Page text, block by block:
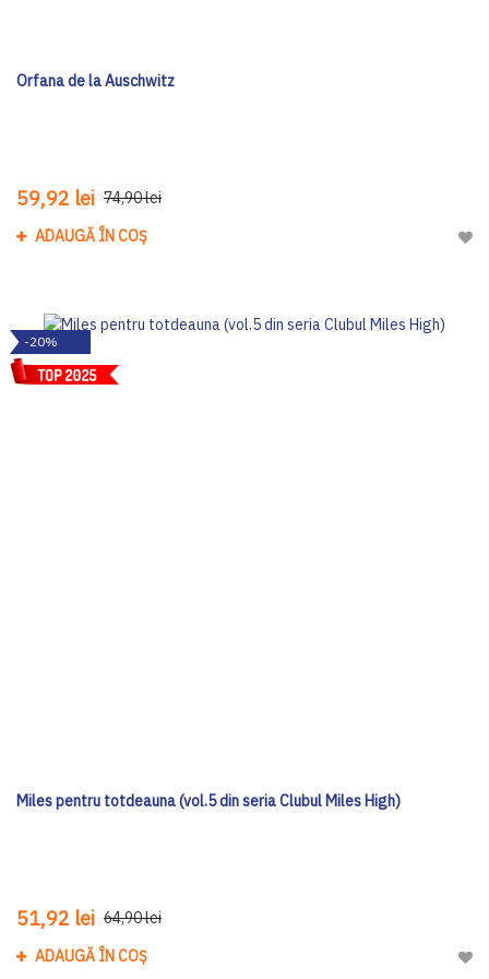
Orfana de la Auschwitz
59,92 lei 74,90 lei
ADAUGĂ ÎN COȘ
-20%
Miles pentru totdeauna (vol.5 din seria Clubul Miles High)
51,92 lei 64,90 lei
ADAUGĂ ÎN COȘ